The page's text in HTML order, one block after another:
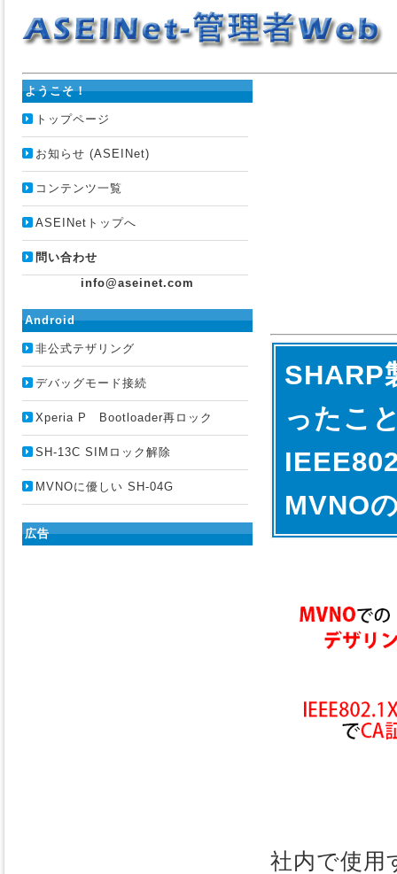
ったこ
MVNO
社内で使用
ようこそ！
トップページ
お知らせ (ASEINet)
コンテンツ一覧
ASEINetトップへ
問い合わせ
info@aseinet.com
Android
非公式テザリング
デバッグモード接続
Xperia P Bootloader再ロック
SH-13C SIMロック解除
MVNOに優しい SH-04G
広告